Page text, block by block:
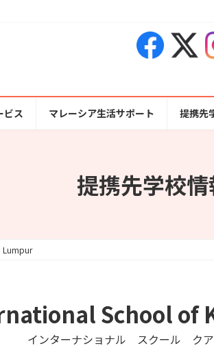
ビス マレーシア生活サポート 提携先
提携先学校
Lumpur
School of
インターナショナル スクール クア